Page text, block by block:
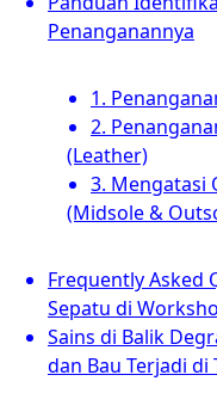
Penanganannya
1.
2.
(Leather)
3. Mengatasi
(Midsole &
Frequently Asked
Sepatu di
Sains di Balik
dan Bau Terjadi